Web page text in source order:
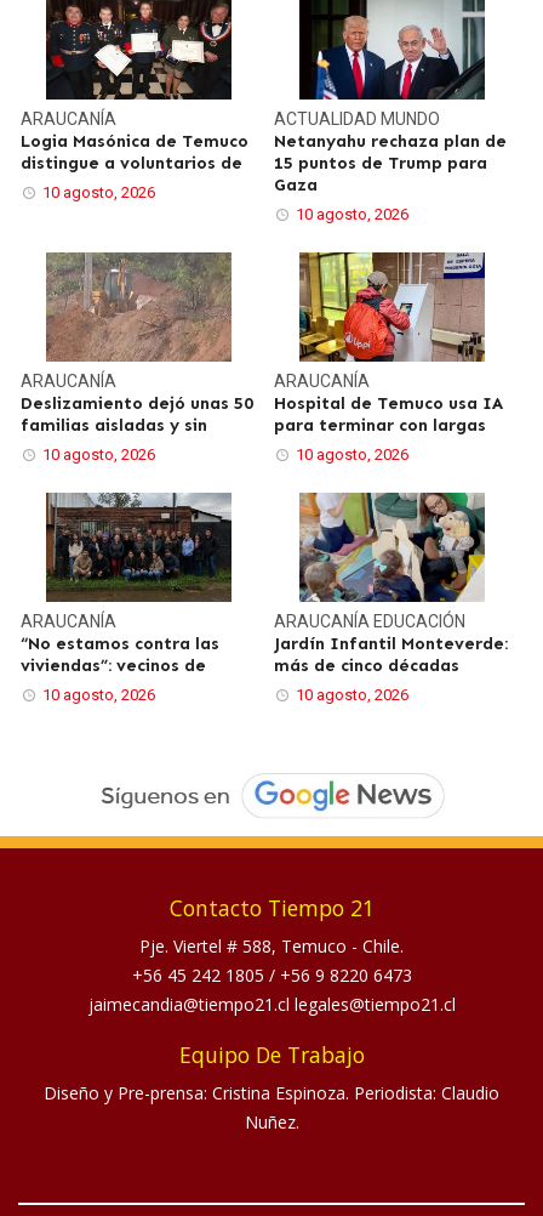
ARAUCANÍA
Logia Masónica de Temuco
distingue a voluntarios de
10 agosto, 2026
ACTUALIDAD MUNDO
Netanyahu rechaza plan de
15 puntos de Trump para
Gaza
10 agosto, 2026
ARAUCANÍA
Deslizamiento dejó unas 50
familias aisladas y sin
10 agosto, 2026
ARAUCANÍA
Hospital de Temuco usa IA
para terminar con largas
10 agosto, 2026
ARAUCANÍA
“No estamos contra las
viviendas”: vecinos de
10 agosto, 2026
ARAUCANÍA EDUCACIÓN
Jardín Infantil Monteverde:
más de cinco décadas
10 agosto, 2026
Contacto Tiempo 21
Pje. Viertel # 588, Temuco - Chile.
+56 45 242 1805 / +56 9 8220 6473
jaimecandia@tiempo21.cl legales@tiempo21.cl
Equipo De Trabajo
Diseño y Pre-prensa: Cristina Espinoza. Periodista: Claudio
Nuñez.